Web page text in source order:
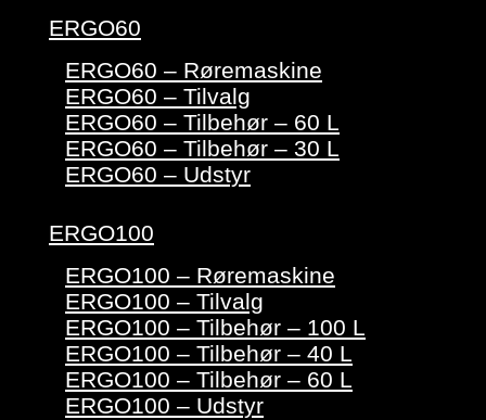
ERGO60
ERGO60 – Røremaskine
ERGO60 – Tilvalg
ERGO60 – Tilbehør – 60 L
ERGO60 – Tilbehør – 30 L
ERGO60 – Udstyr
ERGO100
ERGO100 – Røremaskine
ERGO100 – Tilvalg
ERGO100 – Tilbehør – 100 L
ERGO100 – Tilbehør – 40 L
ERGO100 – Tilbehør – 60 L
ERGO100 – Udstyr